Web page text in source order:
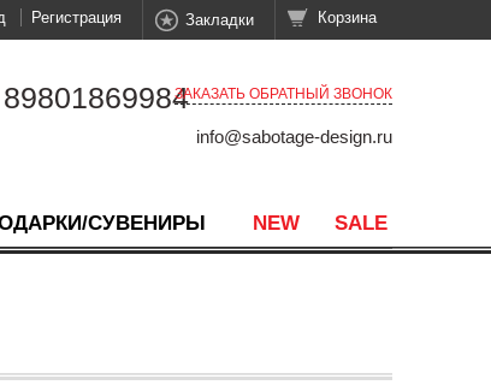
Регистрация Закладки Корзина
СУВЕНИРЫ NEW SALE
89801869984ЗАКАЗАТЬ ОБРАТНЫЙ ЗВОНОК
info@sabotage-design.ru